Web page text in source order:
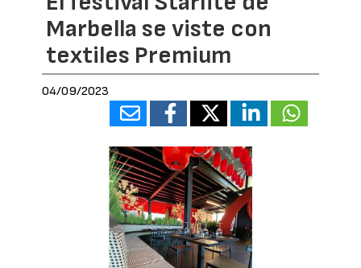
Marbella se viste con
textiles Premium
04/09/2023